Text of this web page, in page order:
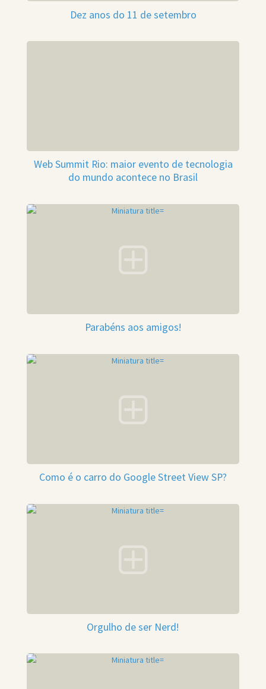
Dez anos do 11 de setembro
Web Summit Rio: maior evento de tecnologia
do mundo acontece no Brasil
Parabéns aos amigos!
Como é o carro do Google Street View SP?
Orgulho de ser Nerd!